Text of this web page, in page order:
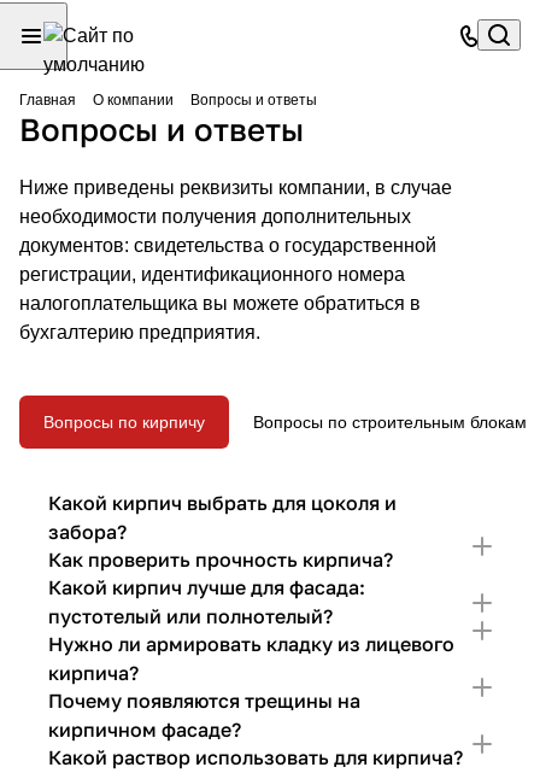
Главная О компании Вопросы и ответы
Вопросы и ответы
Ниже приведены реквизиты компании, в случае
необходимости получения дополнительных
документов: свидетельства о государственной
регистрации, идентификационного номера
налогоплательщика вы можете обратиться в
бухгалтерию предприятия.
Вопросы по кирпичу Вопросы по строительным блокам
Какой кирпич выбрать для цоколя и
забора?
Как проверить прочность кирпича?
Какой кирпич лучше для фасада:
пустотелый или полнотелый?
Нужно ли армировать кладку из лицевого
кирпича?
Почему появляются трещины на
кирпичном фасаде?
Какой раствор использовать для кирпича?